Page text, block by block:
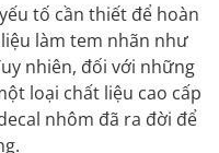
tố cần thiết để hoàn
làm tem nhãn như
nhiên, đối với những
loại chất liệu cao cấp
nhôm đã ra đời để